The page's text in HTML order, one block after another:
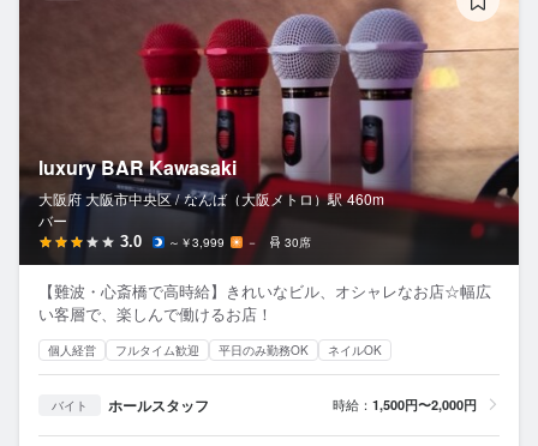
luxury BAR Kawasaki
大阪府 大阪市中央区 / なんば（大阪メトロ）駅 460m
バー
3.0 ～￥3,999 － 30席
【難波・心斎橋で高時給】きれいなビル、オシャレなお店☆幅広
い客層で、楽しんで働けるお店！
個人経営 フルタイム歓迎 平日のみ勤務OK ネイルOK
バイト ホールスタッフ 時給： 1,500円〜2,000円